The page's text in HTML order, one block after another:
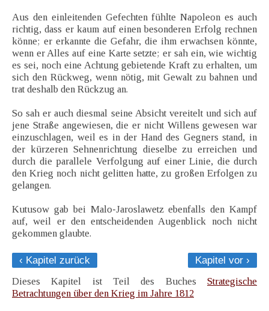
Aus den einleitenden Gefechten fühlte Napoleon es auch
richtig, dass er kaum auf einen besonderen Erfolg rechnen
könne; er erkannte die Gefahr, die ihm erwachsen könnte,
wenn er Alles auf eine Karte setzte; er sah ein, wie wichtig
es sei, noch eine Achtung gebietende Kraft zu erhalten, um
sich den Rückweg, wenn nötig, mit Gewalt zu bahnen und
trat deshalb den Rückzug an.
So sah er auch diesmal seine Absicht vereitelt und sich auf
jene Straße angewiesen, die er nicht Willens gewesen war
einzuschlagen, weil es in der Hand des Gegners stand, in
der kürzeren Sehnenrichtung dieselbe zu erreichen und
durch die parallele Verfolgung auf einer Linie, die durch
den Krieg noch nicht gelitten hatte, zu großen Erfolgen zu
gelangen.
Kutusow gab bei Malo-Jaroslawetz ebenfalls den Kampf
auf, weil er den entscheidenden Augenblick noch nicht
gekommen glaubte.
‹ Kapitel zurück
Kapitel vor ›
Dieses Kapitel ist Teil des Buches Strategische
Betrachtungen über den Krieg im Jahre 1812